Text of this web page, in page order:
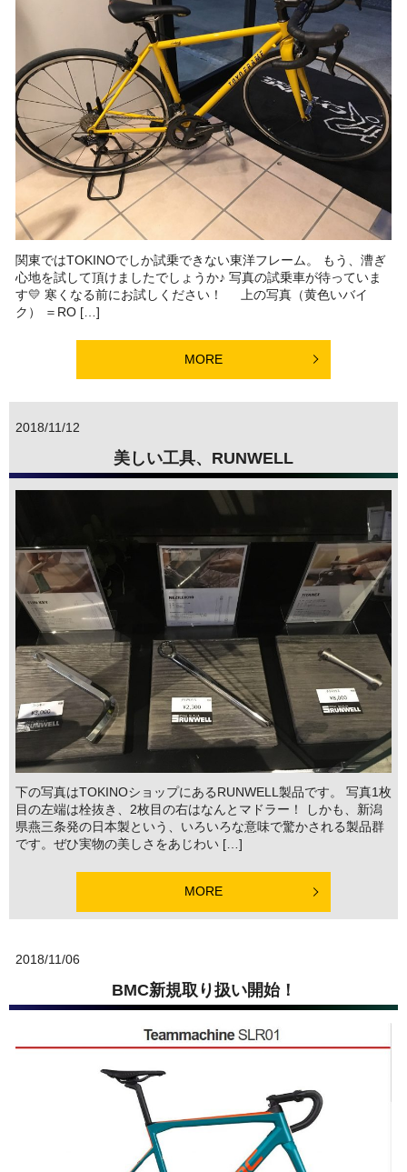
関東ではTOKINOでしか試乗できない東洋フレーム。 もう、漕ぎ
心地を試して頂けましたでしょうか♪ 写真の試乗車が待っていま
す💛 寒くなる前にお試しください！ 上の写真（黄色いバイ
ク） ＝RO […]
MORE
2018/11/12
美しい工具、RUNWELL
下の写真はTOKINOショップにあるRUNWELL製品です。 写真1枚
目の左端は栓抜き、2枚目の右はなんとマドラー！ しかも、新潟
県燕三条発の日本製という、いろいろな意味で驚かされる製品群
です。ぜひ実物の美しさをあじわい […]
MORE
2018/11/06
BMC新規取り扱い開始！